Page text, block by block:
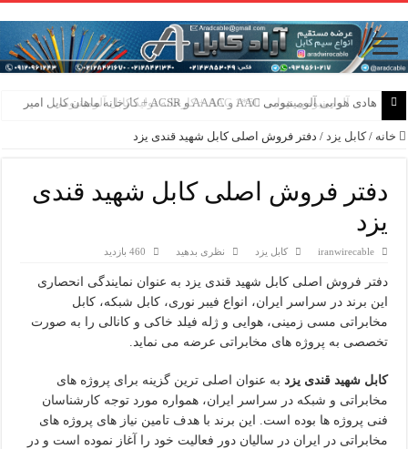
هادی هوایی آلومینیومی AAC و AAAC و ACSR + کارخانه ماهان کابل امیر
خانه / کابل یزد / دفتر فروش اصلی کابل شهید قندی یزد
دفتر فروش اصلی کابل شهید قندی
یزد
iranwirecable کابل یزد نظری بدهید 460 بازدید
دفتر فروش اصلی کابل شهید قندی یزد به عنوان نمایندگی انحصاری
این برند در سراسر ایران، انواع فیبر نوری، کابل شبکه، کابل
مخابراتی مسی زمینی، هوایی و ژله فیلد خاکی و کانالی را به صورت
تخصصی به پروژه های مخابراتی عرضه می نماید.
کابل شهید قندی یزد به عنوان اصلی ترین گزینه برای پروژه های
مخابراتی و شبکه در سراسر ایران، همواره مورد توجه کارشناسان
فنی پروژه ها بوده است. این برند با هدف تامین نیاز های پروژه های
مخابراتی در ایران در سالیان دور فعالیت خود را آغاز نموده است و در